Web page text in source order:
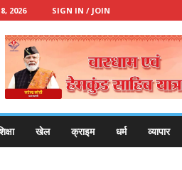
2026 SIGN IN / JOIN
खेल क्राइम धर्म व्यापार